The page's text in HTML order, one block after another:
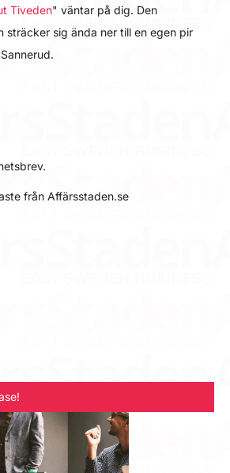
Tiveden" väntar på dig. Den
sträcker sig ända ner till en egen pir
från Affärsstaden.se